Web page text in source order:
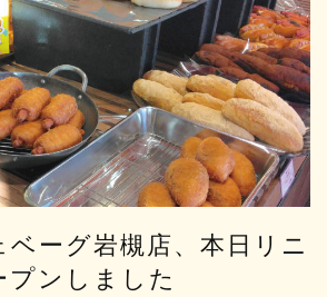
ベーグ岩槻店、本日リニ
プンしました